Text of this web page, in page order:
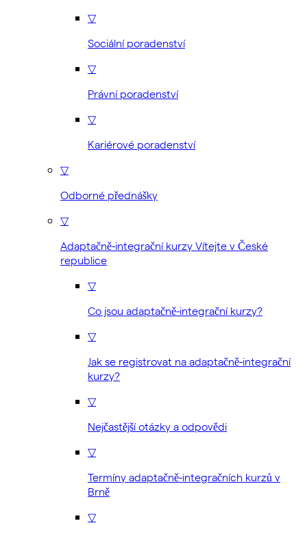
▽
Sociální poradenství
▽
Právní poradenství
▽
Kariérové poradenství
▽
Odborné přednášky
▽
Adaptačně-integrační kurzy Vítejte v České
republice
▽
Co jsou adaptačně-integrační kurzy?
▽
Jak se registrovat na adaptačně-integrační
kurzy?
▽
Nejčastější otázky a odpovědi
▽
Termíny adaptačně-integračních kurzů v
Brně
▽